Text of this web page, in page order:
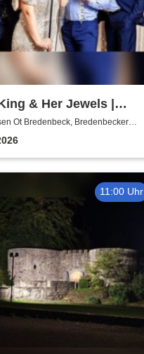
& Her Jewels |
Boogie-Woogie, Rock
Soul
Ot Bredenbeck, Bredenbecker
11:00 Uhr